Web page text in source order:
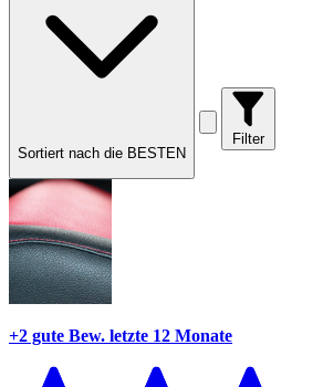
Sortiert nach die BESTEN
Filter
+2 gute Bew. letzte 12 Monate